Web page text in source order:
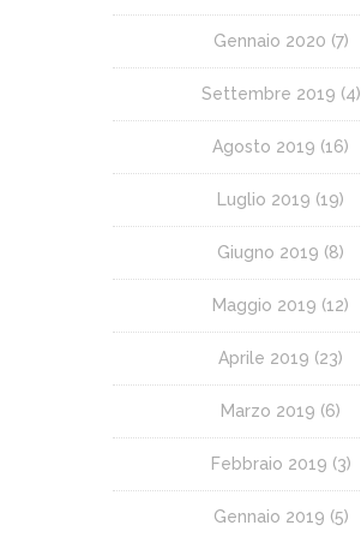
Gennaio 2020 (7)
Settembre 2019 (4)
Agosto 2019 (16)
Luglio 2019 (19)
Giugno 2019 (8)
Maggio 2019 (12)
Aprile 2019 (23)
Marzo 2019 (6)
Febbraio 2019 (3)
Gennaio 2019 (5)